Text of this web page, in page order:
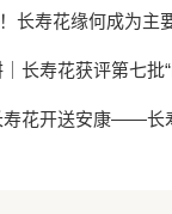
长寿花缘何成为主
长寿花获评第七批
花开送安康——长